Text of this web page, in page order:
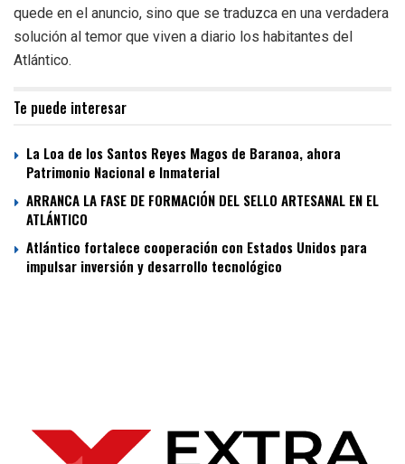
quede en el anuncio, sino que se traduzca en una verdadera
solución al temor que viven a diario los habitantes del
Atlántico.
Te puede interesar
La Loa de los Santos Reyes Magos de Baranoa, ahora
Patrimonio Nacional e Inmaterial
ARRANCA LA FASE DE FORMACIÓN DEL SELLO ARTESANAL EN EL
ATLÁNTICO
Atlántico fortalece cooperación con Estados Unidos para
impulsar inversión y desarrollo tecnológico